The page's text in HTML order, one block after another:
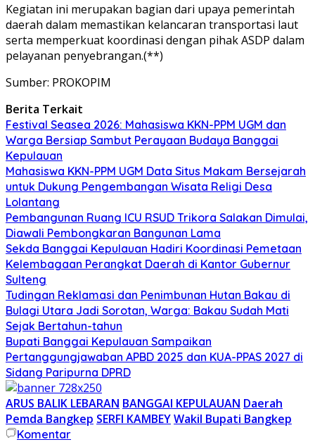
Kegiatan ini merupakan bagian dari upaya pemerintah
daerah dalam memastikan kelancaran transportasi laut
serta memperkuat koordinasi dengan pihak ASDP dalam
pelayanan penyebrangan.(**)
Sumber: PROKOPIM
Berita Terkait
Festival Seasea 2026: Mahasiswa KKN-PPM UGM dan
Warga Bersiap Sambut Perayaan Budaya Banggai
Kepulauan
Mahasiswa KKN-PPM UGM Data Situs Makam Bersejarah
untuk Dukung Pengembangan Wisata Religi Desa
Lolantang
Pembangunan Ruang ICU RSUD Trikora Salakan Dimulai,
Diawali Pembongkaran Bangunan Lama
Sekda Banggai Kepulauan Hadiri Koordinasi Pemetaan
Kelembagaan Perangkat Daerah di Kantor Gubernur
Sulteng
Tudingan Reklamasi dan Penimbunan Hutan Bakau di
Bulagi Utara Jadi Sorotan, Warga: Bakau Sudah Mati
Sejak Bertahun-tahun
Bupati Banggai Kepulauan Sampaikan
Pertanggungjawaban APBD 2025 dan KUA-PPAS 2027 di
Sidang Paripurna DPRD
ARUS BALIK LEBARAN BANGGAI KEPULAUAN Daerah
Pemda Bangkep SERFI KAMBEYWakil Bupati Bangkep
Komentar